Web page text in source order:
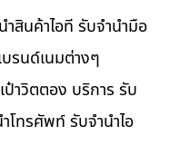
ำสินค้าไอที รับจำนำมือ
รนด์เนมต่างๆ
ป๋าวิตตอง บริการ รับ
โทรศัพท์ รับจำนำไอ